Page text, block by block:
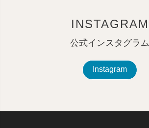
INSTAGRAM
公式インスタグラム
Instagram